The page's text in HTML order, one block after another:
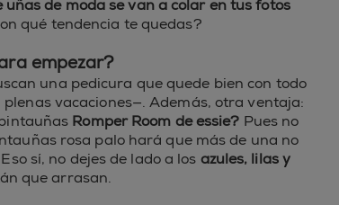
uñas de moda se van a colar en tus fotos
qué tendencia te quedas?
empezar?
una pedicura que quede bien con todo
vacaciones—. Además, otra ventaja:
Romper Room de essie? Pues no
rosa palo hará que más de una no
sí, no dejes de lado a los azules, lilas y
que arrasan.